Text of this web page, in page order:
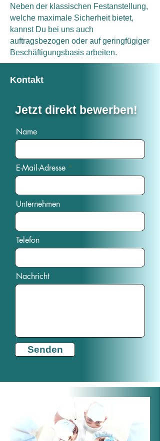
Neben der klassischen Festanstellung,
welche maximale Sicherheit bietet,
kannst Du bei uns auch
auftragsbezogen oder auf geringfügiger
Beschäftigungsbasis arbeiten.
Kontakt
Jetzt direkt bewerben!
Name
E-Mail-Adresse
Unternehmen
Telefon
Nachricht
Senden